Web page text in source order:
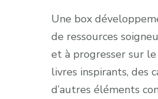
Une box
de ressources
et à progresser sur
livres inspirants, des
d’autres éléments